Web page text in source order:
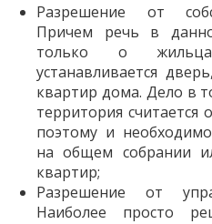
Разрешение от
Причем речь в
только о
устанавливается
квартир дома. Дело в
территория считается
поэтому и
на общем собрании
квартир;
Разрешение от
Наиболее просто